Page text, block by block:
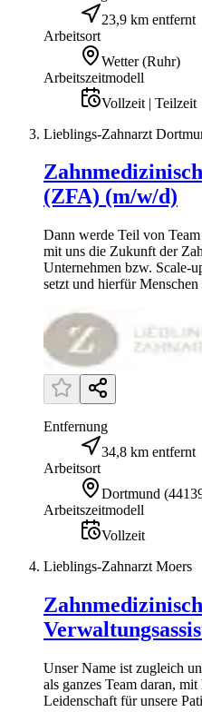
23,9 km entfernt
Arbeitsort
Wetter (Ruhr)
Arbeitszeitmodell
Vollzeit | Teilzeit
Lieblings-Zahnarzt
(ZFA) (m/w/d)
Dann werde Teil von
mit uns die Zukunft der
Unternehmen bzw. Scale-
setzt und hierfür Menschen
Entfernung
34,8 km entfernt
Arbeitsort
Dortmund (
Arbeitszeitmodell
Vollzeit
Lieblings-Zahnarzt Moers
Unser Name ist zugleich
als ganzes Team daran,
Leidenschaft für unsere